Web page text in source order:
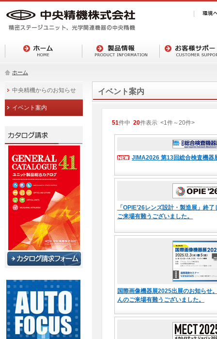
ホーム
イベント案内
51件中 20件表示 <1件～20件>
JIMA2026 第13回総合検査機器
「OPIE’26レンズ設計・製造展」終
ご来場有難うございました。
国際画像機器展2025出展のお知らせ
んのご来場有難うございました。
中央精機からのお知らせ
イベント案内